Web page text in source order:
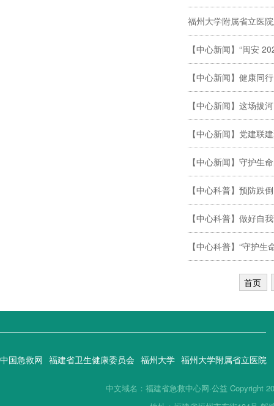
福州大学附属省立医
【中心新闻】“闽安
【中心新闻】健康同
【中心新闻】这场拔
【中心新闻】党建联
【中心新闻】守护生
【中心科普】预防跌
【中心科普】做好自
【中心科普】“守护
首页
中国急救网 福建省卫生健康委员会 福州大学 福州大学附属省立医院
中文域名：福建省急救中心网·公益 Copyright